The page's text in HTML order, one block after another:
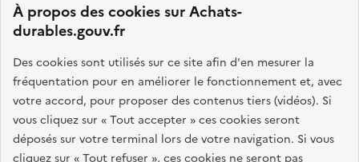
À propos des cookies sur Achats-
durables.gouv.fr
Des cookies sont utilisés sur ce site afin d'en mesurer la
fréquentation pour en améliorer le fonctionnement et, avec
votre accord, pour proposer des contenus tiers (vidéos). Si
vous cliquez sur « Tout accepter » ces cookies seront
déposés sur votre terminal lors de votre navigation. Si vous
cliquez sur « Tout refuser », ces cookies ne seront pas
GOUVERNEMENT
L
i
b
e
Ce portail vise à rassembler toutes les informations
pertinentes sur l'achat durable : textes juridiques,
accompagnement de proximité, formations, outils pratiques